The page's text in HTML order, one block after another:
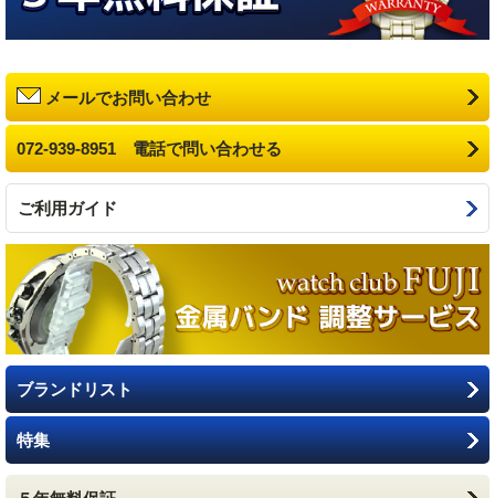
メールでお問い合わせ
072-939-8951 電話で問い合わせる
ご利用ガイド
ブランドリスト
特集